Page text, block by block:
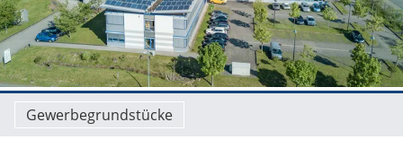
Gewerbegrundstücke